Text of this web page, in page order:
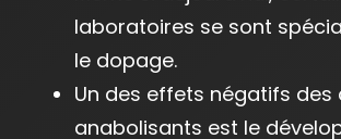
laboratoires se sont
le dopage.
Un des effets négatifs des
anabolisants est le